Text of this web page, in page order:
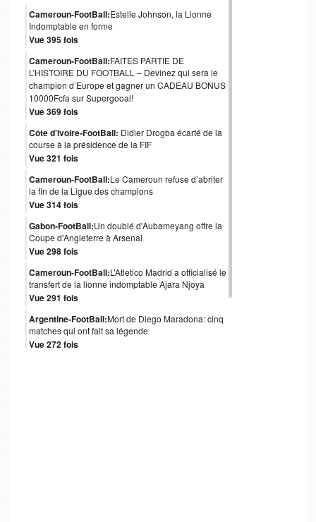
Cameroun-FootBall:Estelle Johnson, la Lionne
Indomptable en forme
Vue 395 fois
Cameroun-FootBall:FAITES PARTIE DE
L’HISTOIRE DU FOOTBALL – Devinez qui sera le
champion d’Europe et gagner un CADEAU BONUS
10000Fcfa sur Supergooal!
Vue 369 fois
Côte d'ivoire-FootBall: Didier Drogba écarté de la
course à la présidence de la FIF
Vue 321 fois
Cameroun-FootBall:Le Cameroun refuse d’abriter
la fin de la Ligue des champions
Vue 314 fois
Gabon-FootBall:Un doublé d'Aubameyang offre la
Coupe d'Angleterre à Arsenal
Vue 298 fois
Cameroun-FootBall:L’Atletico Madrid a officialisé le
transfert de la lionne indomptable Ajara Njoya
Vue 291 fois
Argentine-FootBall:Mort de Diego Maradona: cinq
matches qui ont fait sa légende
Vue 272 fois